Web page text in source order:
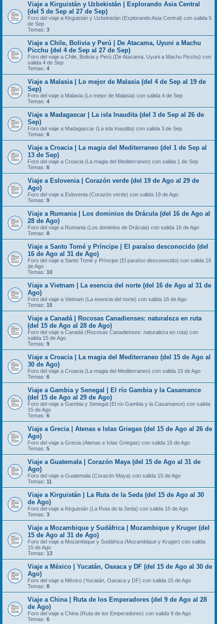
Viaje a Kirguistán y Uzbekistán | Explorando Asia Central
(del 5 de Sep al 27 de Sep)
Foro del viaje a Kirguistán y Uzbekistán (Explorando Asia Central) con salida 5
de Sep
Temas: 3
Viaje a Chile, Bolivia y Perú | De Atacama, Uyuni a Machu
Picchu (del 4 de Sep al 27 de Sep)
Foro del viaje a Chile, Bolivia y Perú (De Atacama, Uyuni a Machu Picchu) con
salida 4 de Sep
Temas: 4
Viaje a Malasia | Lo mejor de Malasia (del 4 de Sep al 19 de
Sep)
Foro del viaje a Malasia (Lo mejor de Malasia) con salida 4 de Sep
Temas: 4
Viaje a Madagascar | La isla Inaudita (del 3 de Sep al 26 de
Sep)
Foro del viaje a Madagascar (La isla Inaudita) con salida 3 de Sep
Temas: 6
Viaje a Croacia | La magia del Mediterraneo (del 1 de Sep al
13 de Sep)
Foro del viaje a Croacia (La magia del Mediterraneo) con salida 1 de Sep
Temas: 6
Viaje a Eslovenia | Corazón verde (del 19 de Ago al 29 de
Ago)
Foro del viaje a Eslovenia (Corazón verde) con salida 19 de Ago
Temas: 9
Viaje a Rumania | Los dominios de Drácula (del 16 de Ago al
28 de Ago)
Foro del viaje a Rumania (Los dominios de Drácula) con salida 16 de Ago
Temas: 8
Viaje a Santo Tomé y Príncipe | El paraíso desconocido (del
16 de Ago al 31 de Ago)
Foro del viaje a Santo Tomé y Príncipe (El paraíso desconocido) con salida 16
de Ago
Temas: 10
Viaje a Vietnam | La esencia del norte (del 16 de Ago al 31 de
Ago)
Foro del viaje a Vietnam (La esencia del norte) con salida 16 de Ago
Temas: 15
Viaje a Canadá | Rocosas Canadienses: naturaleza en ruta
(del 15 de Ago al 28 de Ago)
Foro del viaje a Canadá (Rocosas Canadienses: naturaleza en ruta) con
salida 15 de Ago
Temas: 9
Viaje a Croacia | La magia del Mediterraneo (del 15 de Ago al
30 de Ago)
Foro del viaje a Croacia (La magia del Mediterraneo) con salida 15 de Ago
Temas: 6
Viaje a Gambia y Senegal | El río Gambia y la Casamance
(del 15 de Ago al 29 de Ago)
Foro del viaje a Gambia y Senegal (El río Gambia y la Casamance) con salida
15 de Ago
Temas: 6
Viaje a Grecia | Atenas e Islas Griegas (del 15 de Ago al 26 de
Ago)
Foro del viaje a Grecia (Atenas e Islas Griegas) con salida 15 de Ago
Temas: 5
Viaje a Guatemala | Corazón Maya (del 15 de Ago al 31 de
Ago)
Foro del viaje a Guatemala (Corazón Maya) con salida 15 de Ago
Temas: 11
Viaje a Kirguistán | La Ruta de la Seda (del 15 de Ago al 30
de Ago)
Foro del viaje a Kirguistán (La Ruta de la Seda) con salida 15 de Ago
Temas: 3
Viaje a Mozambique y Sudáfrica | Mozambique y Kruger (del
15 de Ago al 31 de Ago)
Foro del viaje a Mozambique y Sudáfrica (Mozambique y Kruger) con salida
15 de Ago
Temas: 13
Viaje a México | Yucatán, Oaxaca y DF (del 15 de Ago al 30 de
Ago)
Foro del viaje a México (Yucatán, Oaxaca y DF) con salida 15 de Ago
Temas: 8
Viaje a China | Ruta de los Emperadores (del 9 de Ago al 28
de Ago)
Foro del viaje a China (Ruta de los Emperadores) con salida 9 de Ago
Temas: 6